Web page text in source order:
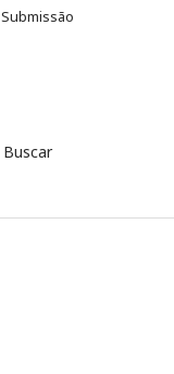
Buscar
Submissão